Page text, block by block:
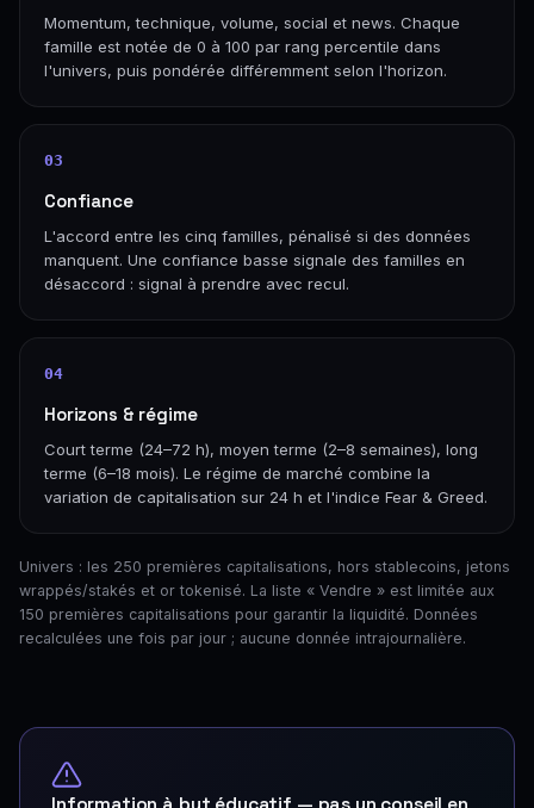
Momentum, technique, volume, social et news. Chaque
famille est notée de 0 à 100 par rang percentile dans
l'univers, puis pondérée différemment selon l'horizon.
03
Confiance
L'accord entre les cinq familles, pénalisé si des données
manquent. Une confiance basse signale des familles en
désaccord : signal à prendre avec recul.
04
Horizons & régime
Court terme (24–72 h), moyen terme (2–8 semaines), long
terme (6–18 mois). Le régime de marché combine la
variation de capitalisation sur 24 h et l'indice Fear & Greed.
Univers : les 250 premières capitalisations, hors stablecoins, jetons
wrappés/stakés et or tokenisé. La liste « Vendre » est limitée aux
150 premières capitalisations pour garantir la liquidité. Données
recalculées une fois par jour ; aucune donnée intrajournalière.